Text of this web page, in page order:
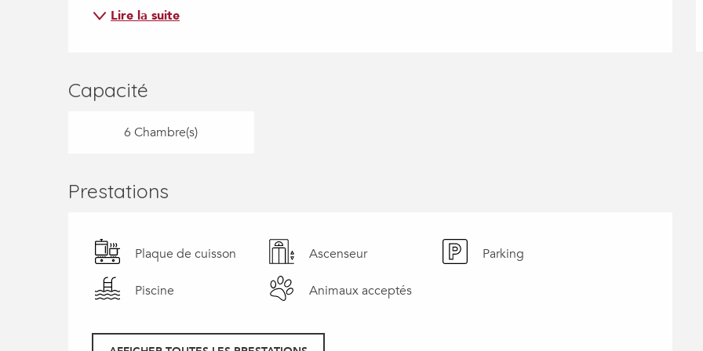
Lire la suite
Capacité
6 Chambre(s)
Prestations
Plaque de cuisson Ascenseur Parking
Piscine Animaux acceptés